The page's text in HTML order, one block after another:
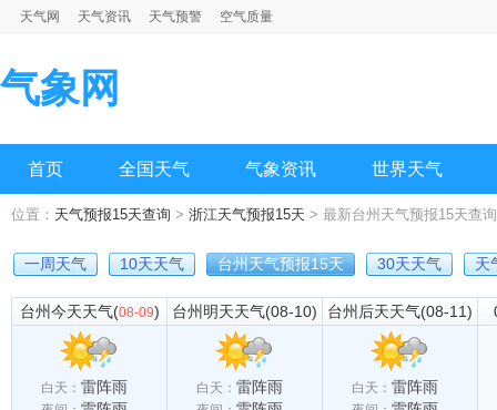
天气网 天气资讯 天气预警 空气质量
气象网
首页 全国天气 气象资讯 世界天气
位置： 天气预报15天查询 > 浙江天气预报15天 > 最新台州天气预报15天查询
一周天气 10天天气 台州天气预报15天 30天天气 天
台州今天天气(08-09)
白天： 雷阵雨
台州明天天气(08-10)
白天： 雷阵雨
台州后天天气(08-11)
白天： 雷阵雨